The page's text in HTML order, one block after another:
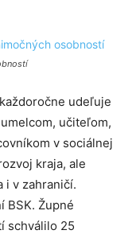
udeľuje
učiteľom,
v sociálnej
kraja, ale
i v zahraničí.
BSK. Župné
schválilo 25